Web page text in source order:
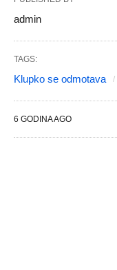
admin
TAGS:
Klupko se odmotava
6 GODINA AGO